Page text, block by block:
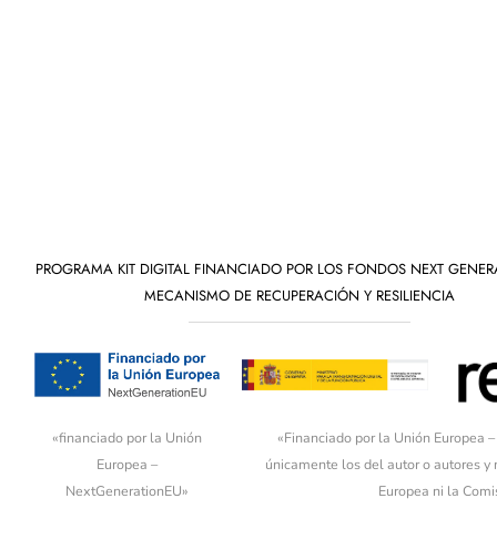
PROGRAMA KIT DIGITAL FINANCIADO POR LOS FONDOS NEXT
MECANISMO DE RECUPERACIÓN Y RESILIENCIA
«financiado por la Unión
Europea –
NextGenerationEU»
«Financiado por la Unión Europea
únicamente los del autor o autores
Europea ni la